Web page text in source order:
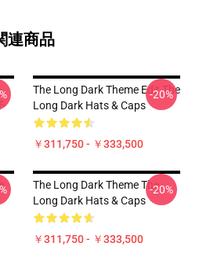
連商品
The Long Dark Theme Edit The
Long Dark Hats & Caps
￥311,750 - ￥333,500
-20%
The Long Dark Theme The
Long Dark Hats & Caps
￥311,750 - ￥333,500
-20%